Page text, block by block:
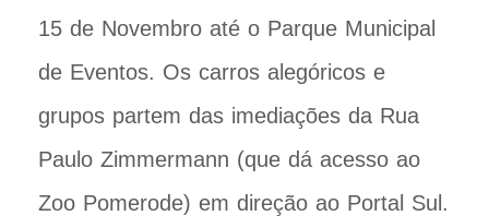
15 de Novembro até o Parque Municipal
de Eventos. Os carros alegóricos e
grupos partem das imediações da Rua
Paulo Zimmermann (que dá acesso ao
Zoo Pomerode) em direção ao Portal Sul.